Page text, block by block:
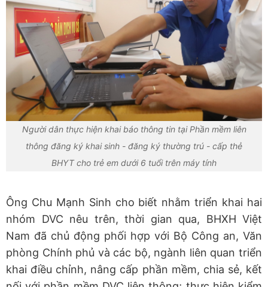
Người dân thực hiện khai báo thông tin tại Phần mềm liên
thông đăng ký khai sinh - đăng ký thường trú - cấp thẻ
BHYT cho trẻ em dưới 6 tuổi trên máy tính
Ông Chu Mạnh Sinh cho biết nhằm triển khai hai
nhóm DVC nêu trên, thời gian qua, BHXH Việt
Nam đã chủ động phối hợp với Bộ Công an, Văn
phòng Chính phủ và các bộ, ngành liên quan triển
khai điều chỉnh, nâng cấp phần mềm, chia sẻ, kết